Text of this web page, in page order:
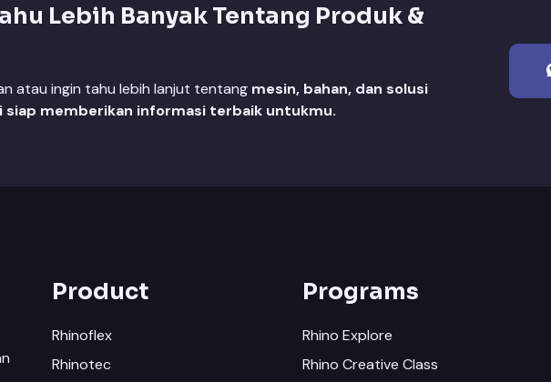
Lebih Banyak Tentang Produk &
atau ingin tahu lebih lanjut tentang mesin, bahan, dan solusi
memberikan informasi terbaik untukmu.
Product
Rhinoflex
Rhinotec
Programs
Rhino Explore
Rhino Creative Class